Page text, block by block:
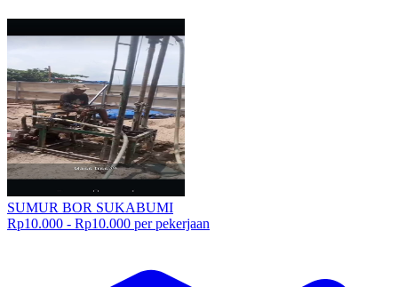
SUMUR BOR SUKABUMI
Rp10.000 - Rp10.000 per pekerjaan